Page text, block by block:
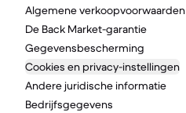
Algemene verkoopvoorwaarden
De Back Market-garantie
Gegevensbescherming
Cookies en privacy-instellingen
Andere juridische informatie
Bedrijfsgegevens